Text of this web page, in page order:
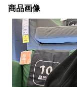
商品画像